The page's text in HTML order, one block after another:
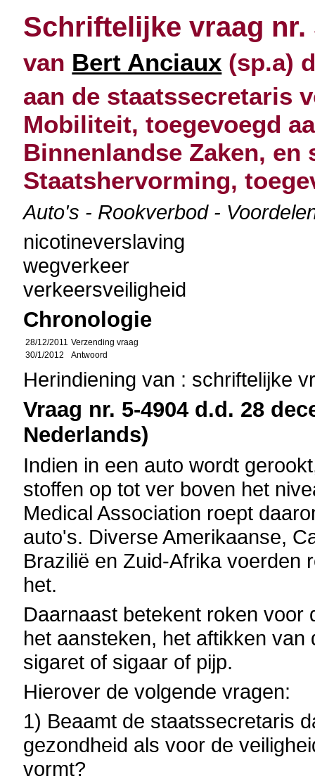
Schriftelijke vraag nr.
van Bert Anciaux (sp.a)
aan de staatssecretaris
Mobiliteit, toegevoegd
Binnenlandse Zaken,
Staatshervorming,
Auto's - Rookverbod -
nicotineverslaving
wegverkeer
verkeersveiligheid
Chronologie
28/12/2011 Verzending vraag
30/1/2012
Antwoord
Herindiening van : schriftelijke
Vraag nr. 5-4904 d.d. 28
Nederlands)
Indien in een auto wordt
stoffen op tot ver boven het
Medical Association roept
auto's. Diverse Amerikaanse,
Brazilië en Zuid-Afrika voerden
het.
Daarnaast betekent roken voor
het aansteken, het aftikken
sigaret of sigaar of pijp.
Hierover de volgende vragen:
1) Beaamt de staatssecretaris
gezondheid als voor de
vormt?